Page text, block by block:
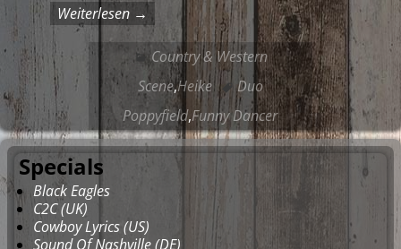
Weiterlesen →
Country & Western
Scene,Heike
Duo
Poppyfield,Funny Dancer
Specials
Black Eagles
C2C (UK)
Cowboy Lyrics (US)
Sound Of Nashville (DE)